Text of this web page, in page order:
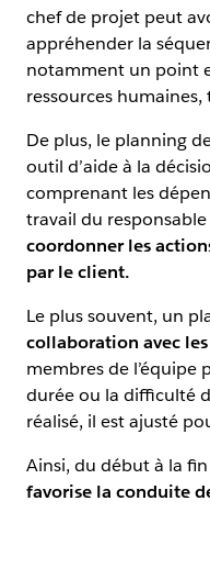
chef de projet peut
appréhender la
notamment un point
ressources
De plus, le planning
outil d’aide à la
comprenant les
travail du
coordonner les
par le client.
Le plus souvent, un
collaboration avec
membres de l’équipe
durée ou la difficulté
réalisé, il est ajusté
Ainsi, du début à la
favorise la conduite